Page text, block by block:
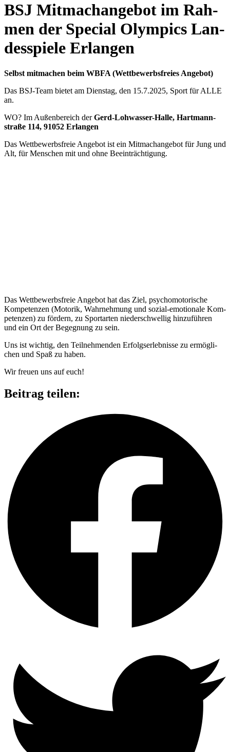
BSJ Mit­ma­ch­an­ge­bot im Rah­
men der Spe­cial Olym­pics Lan­
des­spiele Erlan­gen
Selbst mit­ma­chen beim WBFA (Wett­be­werbs­freies Ange­bot)
Das BSJ-Team bie­tet am Diens­tag, den 15.7.2025, Sport für ALLE
an.
WO? Im Außen­be­reich derGerd-Loh­was­ser-Halle, Hart­mann­
straße 114, 91052 Erlan­gen
Das Wett­be­werbs­freie Ange­bot ist ein Mit­ma­ch­an­ge­bot für Jung und
Alt, für Men­schen mit und ohne Beein­träch­ti­gung.
Das Wett­be­werbs­freie Ange­bot hat das Ziel, psy­cho­mo­to­ri­sche
Kom­pe­ten­zen (Moto­rik, Wahr­neh­mung und sozial-emo­tio­nale Kom­
pe­ten­zen) zu för­dern, zu Sport­ar­ten nie­der­schwel­lig hin­zu­füh­ren
und ein Ort der Begeg­nung zu sein.
Uns ist wich­tig, den Teil­neh­men­den Erfolgs­er­leb­nisse zu ermög­li­
chen und Spaß zu haben.
Wir freuen uns auf euch!
Beitrag teilen: